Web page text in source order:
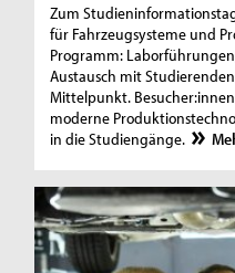
Zum
für Fahrzeugsysteme und
Programm:
Austausch mit
Mittelpunkt.
moderne
in die Studiengänge.